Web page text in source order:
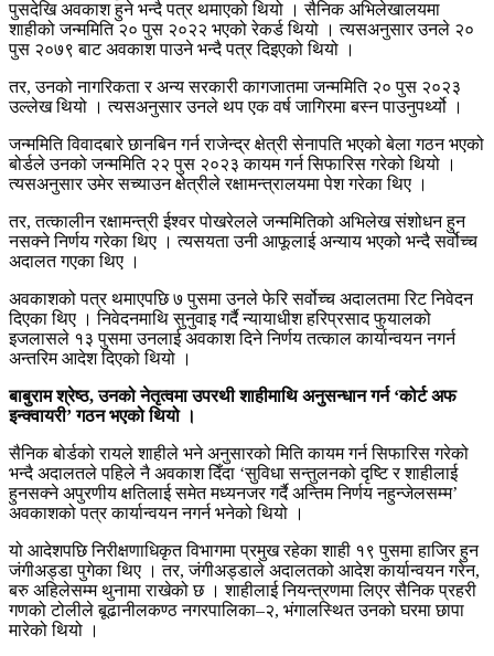
पुसदेखि अवकाश हुने भन्दै पत्र थमाएको थियो । सैनिक अभिलेखालयमा
शाहीको जन्ममिति २० पुस २०२२ भएको रेकर्ड थियो । त्यसअनुसार उनले २०
पुस २०७९ बाट अवकाश पाउने भन्दै पत्र दिइएको थियो ।
तर, उनको नागरिकता र अन्य सरकारी कागजातमा जन्ममिति २० पुस २०२३
उल्लेख थियो । त्यसअनुसार उनले थप एक वर्ष जागिरमा बस्न पाउनुपर्थ्यो ।
जन्ममिति विवादबारे छानबिन गर्न राजेन्द्र क्षेत्री सेनापति भएको बेला गठन भएको
बोर्डले उनको जन्ममिति २२ पुस २०२३ कायम गर्न सिफारिस गरेको थियो ।
त्यसअनुसार उमेर सच्याउन क्षेत्रीले रक्षामन्त्रालयमा पेश गरेका थिए ।
तर, तत्कालीन रक्षामन्त्री ईश्वर पोखरेलले जन्ममितिको अभिलेख संशोधन हुन
नसक्ने निर्णय गरेका थिए । त्यसयता उनी आफूलाई अन्याय भएको भन्दै सर्वोच्च
अदालत गएका थिए ।
अवकाशको पत्र थमाएपछि ७ पुसमा उनले फेरि सर्वोच्च अदालतमा रिट निवेदन
दिएका थिए । निवेदनमाथि सुनुवाइ गर्दै न्यायाधीश हरिप्रसाद फुयालको
इजलासले १३ पुसमा उनलाई अवकाश दिने निर्णय तत्काल कार्यान्वयन नगर्न
अन्तरिम आदेश दिएको थियो ।
बाबुराम श्रेष्ठ, उनको नेतृत्वमा उपरथी शाहीमाथि अनुसन्धान गर्न ‘कोर्ट अफ
इन्क्वायरी’ गठन भएको थियो ।
सैनिक बोर्डको रायले शाहीले भने अनुसारको मिति कायम गर्न सिफारिस गरेको
भन्दै अदालतले पहिले नै अवकाश दिँदा ‘सुविधा सन्तुलनको दृष्टि र शाहीलाई
हुनसक्ने अपुरणीय क्षतिलाई समेत मध्यनजर गर्दै अन्तिम निर्णय नहुन्जेलसम्म’
अवकाशको पत्र कार्यान्वयन नगर्न भनेको थियो ।
यो आदेशपछि निरीक्षणाधिकृत विभागमा प्रमुख रहेका शाही १९ पुसमा हाजिर हुन
जंगीअड्डा पुगेका थिए । तर, जंगीअड्डाले अदालतको आदेश कार्यान्वयन गरेन,
बरु अहिलेसम्म थुनामा राखेको छ । शाहीलाई नियन्त्रणमा लिएर सैनिक प्रहरी
गणको टोलीले बूढानीलकण्ठ नगरपालिका–२, भंगालस्थित उनको घरमा छापा
मारेको थियो ।